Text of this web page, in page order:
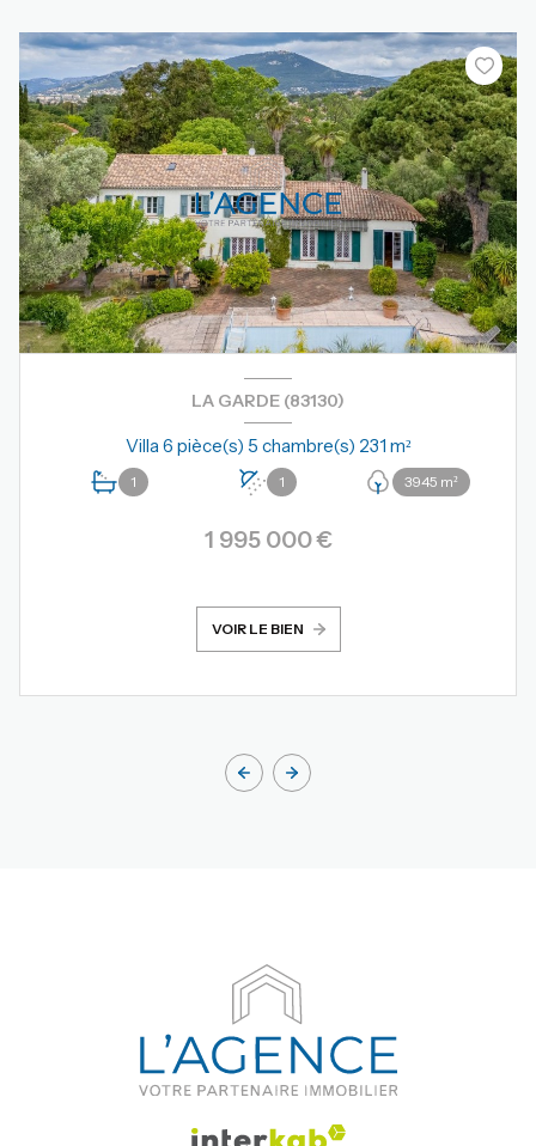
LA GARDE (83130)
Villa 6 pièce(s) 5 chambre(s) 231 m²
1 1 3945 m²
1 995 000 €
VOIR LE BIEN